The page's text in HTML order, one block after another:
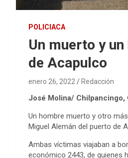
POLICIACA
Un muerto y
de Acapulco
enero 26, 2022 Redacción
José Molina/ Chilpancingo,
Un hombre muerto y otro
Miguel Alemán del puerto de
Ambas víctimas viajaban a
económico 2443, de quienes